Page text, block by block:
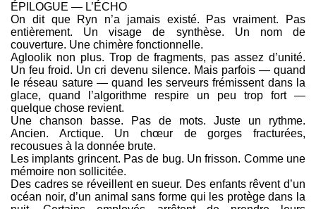
ÉPILOGUE — L’ÉCHO
On dit que Ryn n’a jamais existé. Pas vraiment. Pas
entièrement. Un visage de synthèse. Un nom de
couverture. Une chimère fonctionnelle.
Agloolik non plus. Trop de fragments, pas assez d’unité.
Un feu froid. Un cri devenu silence. Mais parfois — quand
le réseau sature — quand les serveurs frémissent dans la
glace, quand l’algorithme respire un peu trop fort —
quelque chose revient.
Une chanson basse. Pas de mots. Juste un rythme.
Ancien. Arctique. Un chœur de gorges fracturées,
recousues à la donnée brute.
Les implants grincent. Pas de bug. Un frisson. Comme une
mémoire non sollicitée.
Des cadres se réveillent en sueur. Des enfants rêvent d’un
océan noir, d’un animal sans forme qui les protège dans la